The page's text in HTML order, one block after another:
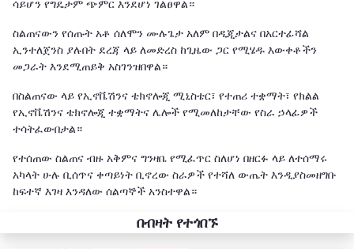
ሳይሆን የግዴታም ጭምር እንደሆነ ገልፀዋል።
ስልጠናውን የሰጡት አቶ ሰለሞን ሙሉጌታ አለም በዲጂታልና በአርተፊሻል
ኢንተለጀንስ ያሉበት ደረጃ ላይ ለመድረስ ከጊዜው ጋር የሚሄዱ እውቀቶችን
መጋራት እንደሚጠይቅ አስገንዝበዋል።
በስልጠናው ላይ የኢኖቬሽንና ቴክኖሎጂ ሚኒስቴር፣ የተጠሪ ተቋማት፣ የክልል
የኢኖቬሽንና ቴክኖሎጂ ተቋማትና ሌሎች የሚመለከታቸው የስራ ኃላፊዎች
ተሳትፈውበታል።
የተሰጠው ስልጠና ብዙ አቅምና ግንዛቤ የሚፈጥር ስለሆነ በዘርፉ ላይ ለተሰማሩ
አካላት ሁሉ ቢሰጥና ቀጣይነት ቢኖረው ስራዎች የተሻለ ውጤት እንዲያስመዘግቡ
ከፍተኛ እገዛ እንዳለው ሰልጣኞች አንስተዋል።
በብዛት የተጎበኙ